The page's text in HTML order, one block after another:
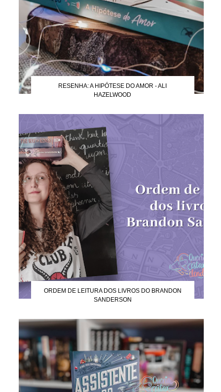
RESENHA: A HIPÓTESE DO AMOR - ALI
HAZELWOOD
ORDEM DE LEITURA DOS LIVROS DO BRANDON
SANDERSON